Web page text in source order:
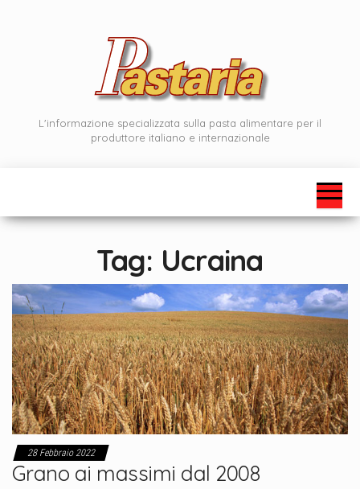
L'informazione specializzata sulla pasta alimentare per il
produttore italiano e internazionale
Tag: Ucraina
28 Febbraio 2022
Grano ai massimi dal 2008